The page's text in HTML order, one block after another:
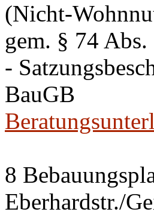
(Nicht-
gem. § 74
-
BauGB
8
Eberhardstr./